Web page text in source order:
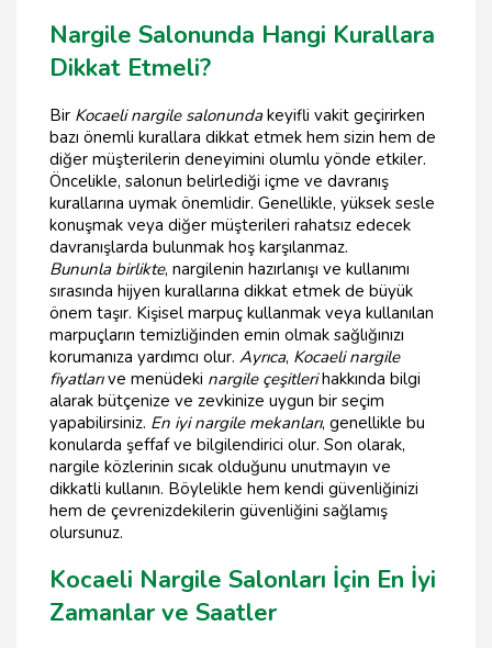
Nargile Salonunda Hangi Kurallara
Dikkat Etmeli?
Bir Kocaeli nargile salonundakeyifli vakit geçirirken
bazı önemli kurallara dikkat etmek hem sizin hem de
diğer müşterilerin deneyimini olumlu yönde etkiler.
Öncelikle, salonun belirlediği içme ve davranış
kurallarına uymak önemlidir. Genellikle, yüksek sesle
konuşmak veya diğer müşterileri rahatsız edecek
davranışlarda bulunmak hoş karşılanmaz.
Bununla birlikte, nargilenin hazırlanışı ve kullanımı
sırasında hijyen kurallarına dikkat etmek de büyük
önem taşır. Kişisel marpuç kullanmak veya kullanılan
marpuçların temizliğinden emin olmak sağlığınızı
korumanıza yardımcı olur. Ayrıca, Kocaeli nargile
fiyatlarıve menüdeki nargile çeşitlerihakkında bilgi
alarak bütçenize ve zevkinize uygun bir seçim
yapabilirsiniz. En iyi nargile mekanları, genellikle bu
konularda şeffaf ve bilgilendirici olur. Son olarak,
nargile közlerinin sıcak olduğunu unutmayın ve
dikkatli kullanın. Böylelikle hem kendi güvenliğinizi
hem de çevrenizdekilerin güvenliğini sağlamış
olursunuz.
Kocaeli Nargile Salonları İçin En İyi
Zamanlar ve Saatler